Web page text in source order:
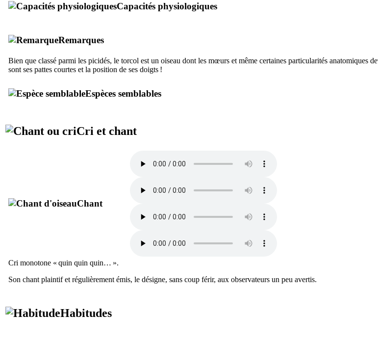
Capacités physiologiques
Remarques
Bien que classé parmi les picidés, le torcol est un oiseau dont les mœurs et même certaines particularités anatomiques
sont ses pattes courtes et la position de ses doigts !
Espèces semblables
Cri et chant
Chant
Cri monotone « quin quin quin… ».
Son chant plaintif et régulièrement émis, le désigne, sans coup férir, aux observateurs un peu avertis.
Habitudes